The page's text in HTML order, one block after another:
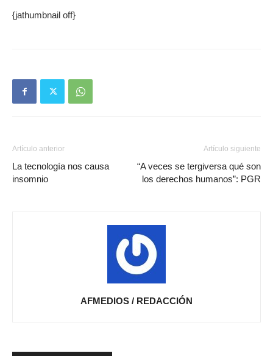
{jathumbnail off}
Artículo anterior
La tecnología nos causa
insomnio
Artículo siguiente
“A veces se tergiversa qué son
los derechos humanos”: PGR
AFMEDIOS / REDACCIÓN